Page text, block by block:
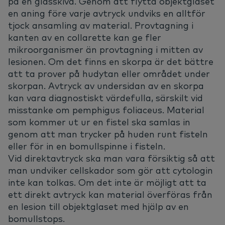
en aning före varje avtryck undviks en alltför
tjock ansamling av material. Provtagning i
kanten av en collarette kan ge fler
mikroorganismer än provtagning i mitten av
lesionen. Om det finns en skorpa är det bättre
att ta prover på hudytan eller området under
skorpan. Avtryck av undersidan av en skorpa
kan vara diagnostiskt värdefulla, särskilt vid
misstanke om pemphigus foliaceus. Material
som kommer ut ur en fistel ska samlas in
genom att man trycker på huden runt fisteln
eller för in en bomullspinne i fisteln.
Vid direktavtryck ska man vara försiktig så att
man undviker cellskador som gör att cytologin
inte kan tolkas. Om det inte är möjligt att ta
ett direkt avtryck kan material överföras från
en lesion till objektglaset med hjälp av en
bomullstops.